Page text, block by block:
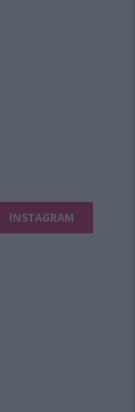
INSTAGRAM